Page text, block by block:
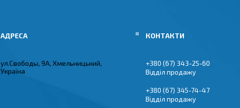
ул.Свободы, 9А, Хмельницький,
Україна
+380 (67) 343-25-60
Відділ продажу
+380 (67) 345-74-47
Відділ продажу